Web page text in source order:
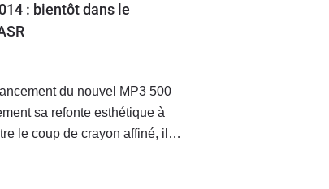
: bientôt dans le
du nouvel MP3 500
sa refonte esthétique à